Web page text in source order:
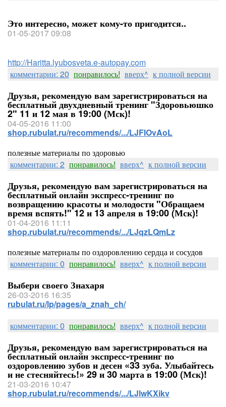
Это интересно, может кому-то пригодится..
01-05-2017 09:08
http://Haritta.lyubosveta.e-autopay.com
комментарии: 20 понравилось! вверх^ к полной версии
Друзья, рекомендую вам зарегистрироваться на
бесплатный двухдневный тренинг "Здоровьюшко
2" 11 и 12 мая в 19:00 (Мск)!
04-05-2016 11:00
shop.rubulat.ru/recommends/.../LJFIOvAoL
полезные материалы по здоровью
комментарии: 2 понравилось! вверх^ к полной версии
Друзья, рекомендую вам зарегистрироваться на
бесплатный онлайн экспресс-тренинг по
возвращению красоты и молодости "Обращаем
время вспять!" 12 и 13 апреля в 19:00 (Мск)!
01-04-2016 11:11
shop.rubulat.ru/recommends/.../LJqzLQmLz
полезные материалы по оздоровлению сердца и сосудов
комментарии: 0 понравилось! вверх^ к полной версии
Выбери своего Знахаря
26-03-2016 16:35
rubulat.ru/lp/pages/a_znah_ch/
комментарии: 0 понравилось! вверх^ к полной версии
Друзья, рекомендую вам зарегистрироваться на
бесплатный онлайн экспресс-тренинг по
оздоровлению зубов и десен «33 зуба. Улыбайтесь
и не стесняйтесь!» 29 и 30 марта в 19:00 (Мск)!
21-03-2016 10:47
shop.rubulat.ru/recommends/.../LJlwKXikv